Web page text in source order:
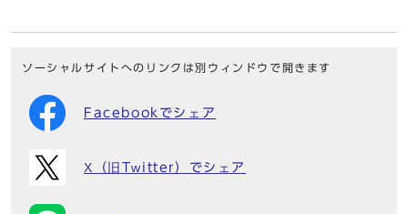
ソーシャルサイトへのリンクは別ウィンドウで開きます
Facebookでシェア
X（旧Twitter）でシェア